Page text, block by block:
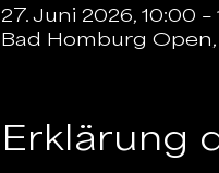
27. Juni 2026, 10:00 –
Bad Homburg
Erklärung